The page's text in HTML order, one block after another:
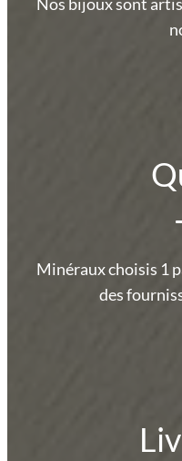
Minéraux choisis 1
des